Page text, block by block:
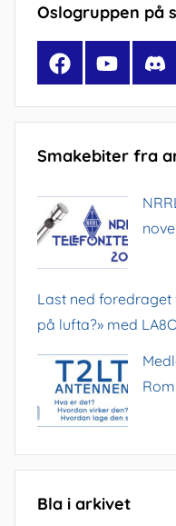
Oslogruppen på
FacebookYouTube
Smakebiter fra
Last ned
på lufta?» med
Bla i arkivet